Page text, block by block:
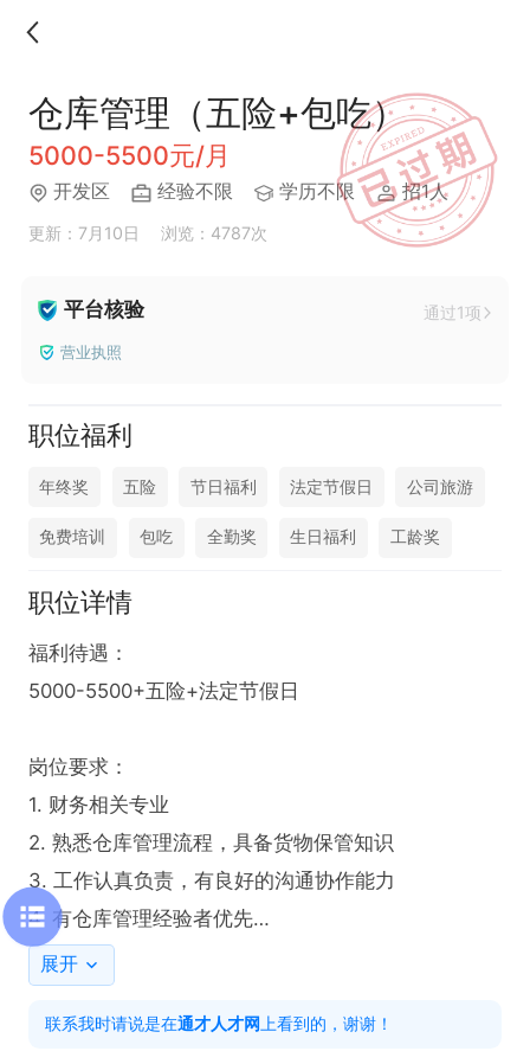
仓库管理（五险+包吃）
5000-5500元/月
开发区 经验不限 学历不限 招1人
更新：7月10日 浏览：4787次
平台核验 通过1项
营业执照
职位福利
年终奖 五险 节日福利 法定节假日 公司旅游
免费培训 包吃 全勤奖 生日福利 工龄奖
职位详情
福利待遇：
5000-5500+五险+法定节假日
岗位要求：
1. 财务相关专业
2. 熟悉仓库管理流程，具备货物保管知识
3. 工作认真负责，有良好的沟通协作能力
4. 有仓库管理经验者优先
1. 负责货物出入库管理，确保数量准确、手续完备
展开
联系我时请说是在通才人才网 上看到的，谢谢！